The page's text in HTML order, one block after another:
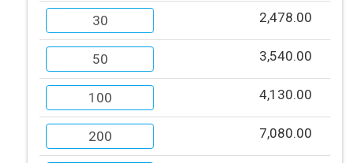
Регистрација
СПЕЦИЈАЛНИ
ПОНУДИ
30 2,478.00
50 3,540.00
100 4,130.00
200 7,080.00